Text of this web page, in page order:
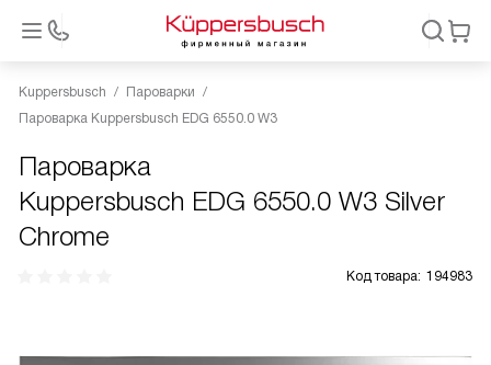
Kuppersbusch
Пароварки
Пароварка Kuppersbusch EDG 6550.0 W3
Пароварка
Kuppersbusch EDG 6550.0 W3 Silver
Chrome
Код товара: 194983